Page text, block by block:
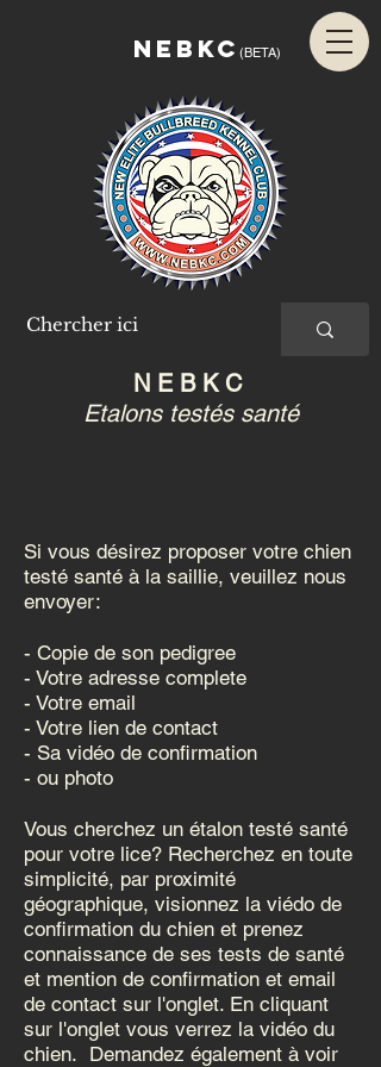
NEBKC (BETA)
N E B K C
Etalons testés santé
Si vous désirez proposer votre chien
testé santé à la saillie, veuillez nous
envoyer:
- Copie de son pedigree
- Votre adresse complete
- Votre email
- Votre lien de contact
- Sa vidéo de confirmation
- ou photo
Vous cherchez un étalon testé santé
pour votre lice? Recherchez en toute
simplicité, par proximité
géographique, visionnez la viédo de
confirmation du chien et prenez
connaissance de ses tests de santé
et mention de confirmation et email
de contact sur l'onglet. En cliquant
sur l'onglet vous verrez la vidéo du
chien. Demandez également à voir